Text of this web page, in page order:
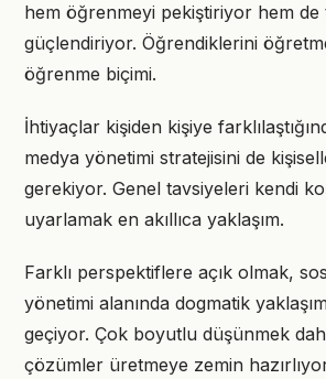
hem öğrenmeyi pekiştiriyor hem
güçlendiriyor. Öğrendiklerini
öğrenme biçimi.
İhtiyaçlar kişiden kişiye
medya yönetimi stratejisini de
gerekiyor. Genel tavsiyeleri kendi
uyarlamak en akıllıca yaklaşım.
Farklı perspektiflere açık olmak,
yönetimi alanında dogmatik
geçiyor. Çok boyutlu düşünmek
çözümler üretmeye zemin